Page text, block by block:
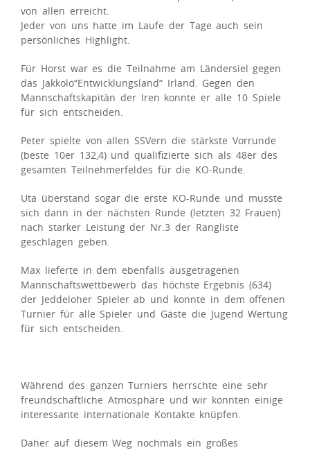
von allen erreicht.
Jeder von uns hatte im Laufe der Tage auch sein
persönliches Highlight.
Für Horst war es die Teilnahme am Ländersiel gegen
das Jakkolo“Entwicklungsland“ Irland. Gegen den
Mannschaftskapitän der Iren konnte er alle 10 Spiele
für sich entscheiden.
Peter spielte von allen SSVern die stärkste Vorrunde
(beste 10er 132,4) und qualifizierte sich als 48er des
gesamten Teilnehmerfeldes für die KO-Runde.
Uta überstand sogar die erste KO-Runde und musste
sich dann in der nächsten Runde (letzten 32 Frauen)
nach starker Leistung der Nr.3 der Rangliste
geschlagen geben.
Max lieferte in dem ebenfalls ausgetragenen
Mannschaftswettbewerb das höchste Ergebnis (634)
der Jeddeloher Spieler ab und konnte in dem offenen
Turnier für alle Spieler und Gäste die Jugend Wertung
für sich entscheiden.
Während des ganzen Turniers herrschte eine sehr
freundschaftliche Atmosphäre und wir konnten einige
interessante internationale Kontakte knüpfen.
Daher auf diesem Weg nochmals ein großes